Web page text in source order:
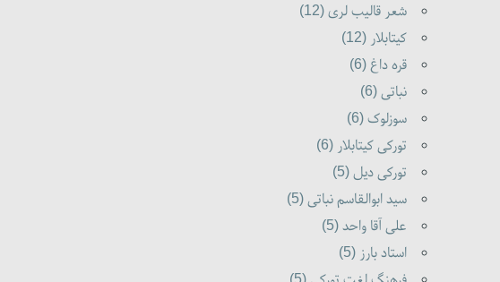
شعر قالیب لری (12)
کیتابلار (12)
قره داغ (6)
نباتی (6)
سوزلوک (6)
تورکی کیتابلار (6)
تورکی دیل (5)
سید ابوالقاسم نباتی (5)
علی آقا واحد (5)
استاد بارز (5)